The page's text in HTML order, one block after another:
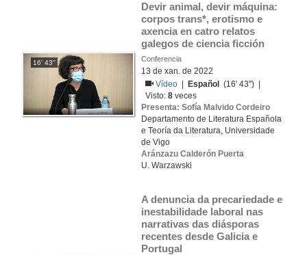
16' 43''
Devir animal, devir máquina:
corpos trans*, erotismo e
axencia en catro relatos
galegos de ciencia ficción
Conferencia
13 de xan. de 2022
Vídeo
Español
(16' 43'') |
Visto:8 veces
Presenta: Sofía Malvido Cordeiro
Departamento de Literatura Española
e Teoría da Literatura, Universidade
de Vigo
Aránzazu Calderón Puerta
U. Warzawski
A denuncia da precariedade e
inestabilidade laboral nas
narrativas das diásporas
recentes desde Galicia e
Portugal